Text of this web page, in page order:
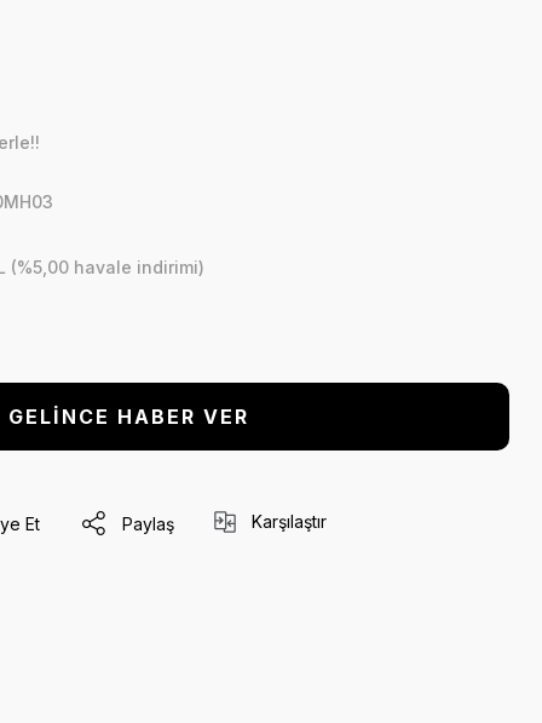
(%5,00 havale indirimi)
GELİNCE HABER VER
Et Paylaş Karşılaştır